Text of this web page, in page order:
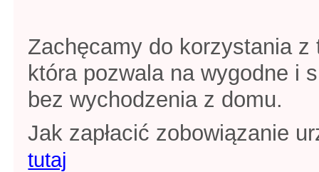
Zachęcamy do korzystania z
która pozwala na wygodne i
bez wychodzenia z domu.
Jak zapłacić zobowiązanie
tutaj